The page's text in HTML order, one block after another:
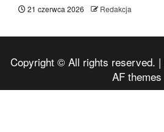
21 czerwca 2026 Redakcja
Copyright © All rights reserved. |
AF themes